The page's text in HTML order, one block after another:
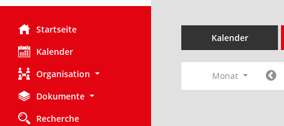
Startseite
Kalender
Organisation
Dokumente
Recherche
Kalender
Monat